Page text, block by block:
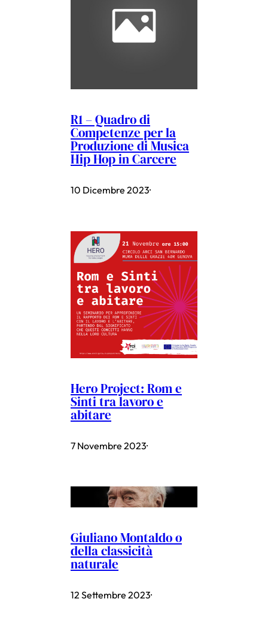
R1 – Quadro di
Competenze per la
Produzione di Musica
Hip Hop in Carcere
10 Dicembre 2023·
Hero Project: Rom e
Sinti tra lavoro e
abitare
7 Novembre 2023·
Giuliano Montaldo o
della classicità
naturale
12 Settembre 2023·